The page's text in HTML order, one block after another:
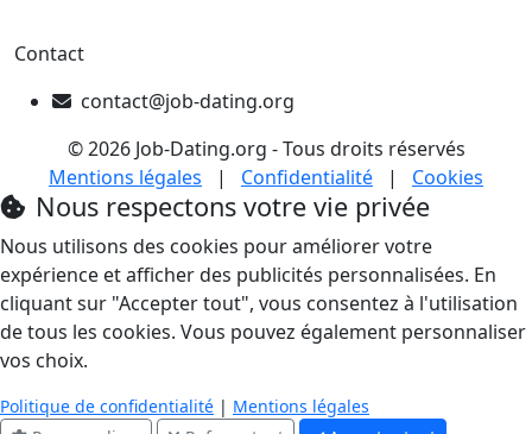
Contact
contact@job-dating.org
© 2026 Job-Dating.org - Tous droits réservés
Mentions légales
| Confidentialité | Cookies
Nous respectons votre vie privée
Nous utilisons des cookies pour améliorer votre
expérience et afficher des publicités personnalisées. En
cliquant sur "Accepter tout", vous consentez à l'utilisation
de tous les cookies. Vous pouvez également personnaliser
vos choix.
Politique de confidentialité | Mentions légales